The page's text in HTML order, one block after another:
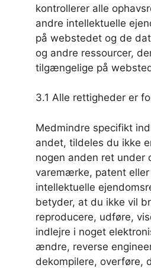
kontrollerer alle
andre intellektuelle
på webstedet og de
og andre ressourcer,
tilgængelige på
3.1 Alle rettigheder er
Medmindre specifikt
andet, tildeles du ikke
nogen anden ret under
varemærke, patent eller
intellektuelle
betyder, at du ikke vil
reproducere, udføre,
indlejre i noget
ændre, reverse
dekompilere, overføre,